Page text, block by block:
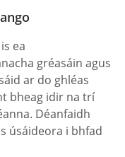
ea
gréasáin agus
ar do ghléas
bheag idir na trí
Déanfaidh
úsáideora i bhfad